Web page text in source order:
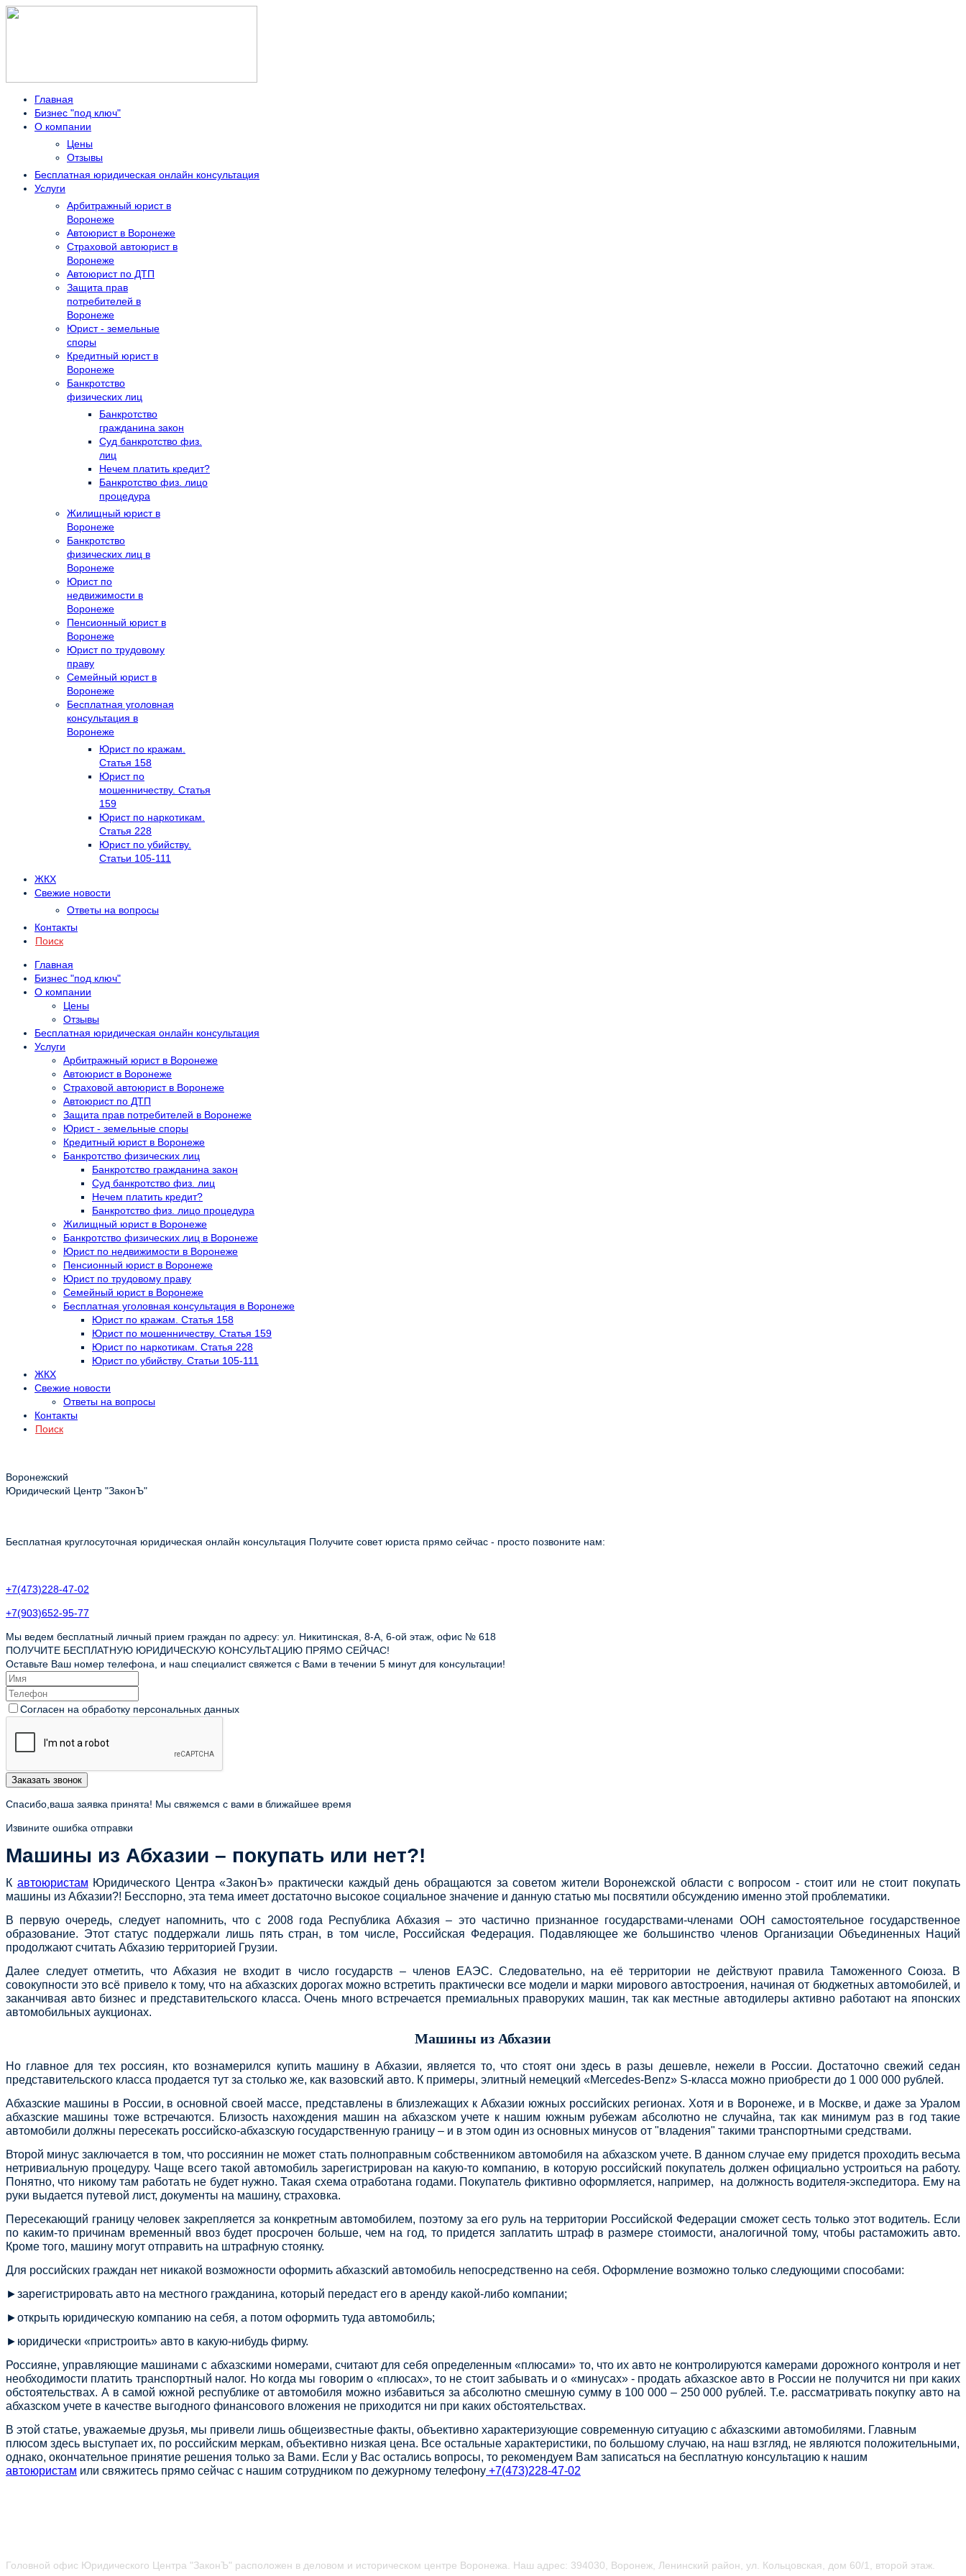
Главная
Бизнес "под ключ"
О компании
Цены
Отзывы
Бесплатная юридическая онлайн консультация
Услуги
Арбитражный юрист в
Воронеже
Автоюрист в Воронеже
Страховой автоюрист в
Воронеже
Автоюрист по ДТП
Защита прав
потребителей в
Воронеже
Юрист - земельные
споры
Кредитный юрист в
Воронеже
Банкротство
физических лиц
Банкротство
гражданина закон
Суд банкротство физ.
лиц
Нечем платить кредит?
Банкротство физ. лицо
процедура
Жилищный юрист в
Воронеже
Банкротство
физических лиц в
Воронеже
Юрист по
недвижимости в
Воронеже
Пенсионный юрист в
Воронеже
Юрист по трудовому
праву
Семейный юрист в
Воронеже
Бесплатная уголовная
консультация в
Воронеже
Юрист по кражам.
Статья 158
Юрист по
мошенничеству. Статья
159
Юрист по наркотикам.
Статья 228
Юрист по убийству.
Статьи 105-111
ЖКХ
Свежие новости
Ответы на вопросы
Контакты
Поиск
Главная
Бизнес "под ключ"
О компании
Цены
Отзывы
Бесплатная юридическая онлайн консультация
Услуги
Арбитражный юрист в Воронеже
Автоюрист в Воронеже
Страховой автоюрист в Воронеже
Автоюрист по ДТП
Защита прав потребителей в Воронеже
Юрист - земельные споры
Кредитный юрист в Воронеже
Банкротство физических лиц
Банкротство гражданина закон
Суд банкротство физ. лиц
Нечем платить кредит?
Банкротство физ. лицо процедура
Жилищный юрист в Воронеже
Банкротство физических лиц в Воронеже
Юрист по недвижимости в Воронеже
Пенсионный юрист в Воронеже
Юрист по трудовому праву
Семейный юрист в Воронеже
Бесплатная уголовная консультация в Воронеже
Юрист по кражам. Статья 158
Юрист по мошенничеству. Статья 159
Юрист по наркотикам. Статья 228
Юрист по убийству. Статьи 105-111
ЖКХ
Свежие новости
Ответы на вопросы
Контакты
Поиск
Воронежский
Юридический Центр "ЗаконЪ"
Бесплатная круглосуточная юридическая онлайн консультация Получите совет юриста прямо сейчас - просто позвоните нам:
+7(473)228-47-02
+7(903)652-95-77
Мы ведем бесплатный личный прием граждан по адресу: ул. Никитинская, 8-А, 6-ой этаж, офис № 618
ПОЛУЧИТЕ БЕСПЛАТНУЮ ЮРИДИЧЕСКУЮ КОНСУЛЬТАЦИЮ ПРЯМО СЕЙЧАС!
Оставьте Ваш номер телефона, и наш специалист свяжется с Вами в течении 5 минут для консультации!
Согласен на обработку персональных данных
Заказать звонок
Спасибо,ваша заявка принята! Мы свяжемся с вами в ближайшее время
Извините ошибка отправки
Машины из Абхазии – покупать или нет?!
К автоюристам Юридического Центра «ЗаконЪ» практически каждый день обращаются за советом жители Воронежской области с вопросом - стоит или не стоит покупать
машины из Абхазии?! Бесспорно, эта тема имеет достаточно высокое социальное значение и данную статью мы посвятили обсуждению именно этой проблематики.
В первую очередь, следует напомнить, что с 2008 года Республика Абхазия – это частично признанное государствами-членами ООН самостоятельное государственное
образование. Этот статус поддержали лишь пять стран, в том числе, Российская Федерация. Подавляющее же большинство членов Организации Объединенных Наций
продолжают считать Абхазию территорией Грузии.
Далее следует отметить, что Абхазия не входит в число государств – членов ЕАЭС. Следовательно, на её территории не действуют правила Таможенного Союза. В
совокупности это всё привело к тому, что на абхазских дорогах можно встретить практически все модели и марки мирового автостроения, начиная от бюджетных автомобилей, и
заканчивая авто бизнес и представительского класса. Очень много встречается премиальных праворуких машин, так как местные автодилеры активно работают на японских
автомобильных аукционах.
Машины из Абхазии
Но главное для тех россиян, кто вознамерился купить машину в Абхазии, является то, что стоят они здесь в разы дешевле, нежели в России. Достаточно свежий седан
представительского класса продается тут за столько же, как вазовский авто. К примеры, элитный немецкий «Mercedes-Benz» S-класса можно приобрести до 1 000 000 рублей.
Абхазские машины в России, в основной своей массе, представлены в близлежащих к Абхазии южных российских регионах. Хотя и в Воронеже, и в Москве, и даже за Уралом
абхазские машины тоже встречаются. Близость нахождения машин на абхазском учете к нашим южным рубежам абсолютно не случайна, так как минимум раз в год такие
автомобили должны пересекать российско-абхазскую государственную границу – и в этом один из основных минусов от "владения" такими транспортными средствами.
Второй минус заключается в том, что россиянин не может стать полноправным собственником автомобиля на абхазском учете. В данном случае ему придется проходить весьма
нетривиальную процедуру. Чаще всего такой автомобиль зарегистрирован на какую-то компанию, в которую российский покупатель должен официально устроиться на работу.
Понятно, что никому там работать не будет нужно. Такая схема отработана годами. Покупатель фиктивно оформляется, например, на должность водителя-экспедитора. Ему на
руки выдается путевой лист, документы на машину, страховка.
Пересекающий границу человек закрепляется за конкретным автомобилем, поэтому за его руль на территории Российской Федерации сможет сесть только этот водитель. Если
по каким-то причинам временный ввоз будет просрочен больше, чем на год, то придется заплатить штраф в размере стоимости, аналогичной тому, чтобы растаможить авто.
Кроме того, машину могут отправить на штрафную стоянку.
Для российских граждан нет никакой возможности оформить абхазский автомобиль непосредственно на себя. Оформление возможно только следующими способами:
►зарегистрировать авто на местного гражданина, который передаст его в аренду какой-либо компании;
►открыть юридическую компанию на себя, а потом оформить туда автомобиль;
►юридически «пристроить» авто в какую-нибудь фирму.
Россияне, управляющие машинами с абхазскими номерами, считают для себя определенным «плюсами» то, что их авто не контролируются камерами дорожного контроля и нет
необходимости платить транспортный налог. Но когда мы говорим о «плюсах», то не стоит забывать и о «минусах» - продать абхазское авто в России не получится ни при каких
обстоятельствах. А в самой южной республике от автомобиля можно избавиться за абсолютно смешную сумму в 100 000 – 250 000 рублей. Т.е. рассматривать покупку авто на
абхазском учете в качестве выгодного финансового вложения не приходится ни при каких обстоятельствах.
В этой статье, уважаемые друзья, мы привели лишь общеизвестные факты, объективно характеризующие современную ситуацию с абхазскими автомобилями. Главным
плюсом здесь выступает их, по российским меркам, объективно низкая цена. Все остальные характеристики, по большому случаю, на наш взгляд, не являются положительными,
однако, окончательное принятие решения только за Вами. Если у Вас остались вопросы, то рекомендуем Вам записаться на бесплатную консультацию к нашим
автоюристам или свяжитесь прямо сейчас с нашим сотрудником по дежурному телефону +7(473)228-47-02
Головной офис Юридического Центра "ЗаконЪ" расположен в деловом и историческом центре Воронежа. Наш адрес: 394030, Воронеж, Ленинский район, ул. Кольцовская, дом 60/1, второй этаж.